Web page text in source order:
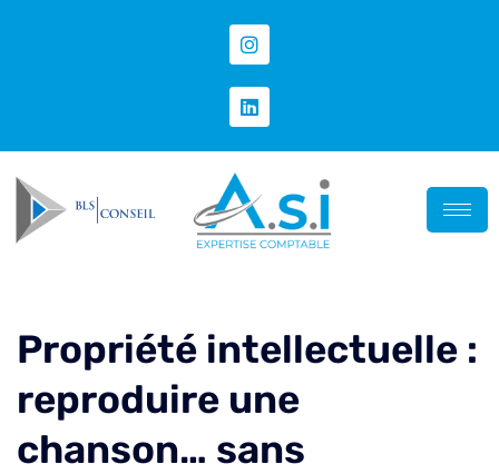
Propriété intellectuelle :
reproduire une
chanson… sans